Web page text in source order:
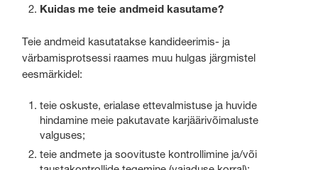
Kuidas me teie andmeid kasutame?
Teie andmeid kasutatakse kandideerimis- ja
värbamisprotsessi raames muu hulgas järgmistel
eesmärkidel:
teie oskuste, erialase ettevalmistuse ja huvide
hindamine meie pakutavate karjäärivõimaluste
valguses;
teie andmete ja soovituste kontrollimine ja/või